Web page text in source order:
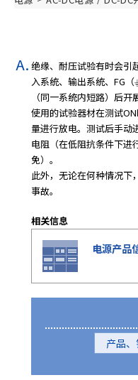
绝缘、耐压试验有时会引
入系统、输出系统、FG
（同一系统内短路）后开
使用的试验器材在测试
量进行放电。测试后手动
电阻（在低阻抗条件下进
免）。
此外，无论在何种情况下
事故。
相关信息
电源产品
产品